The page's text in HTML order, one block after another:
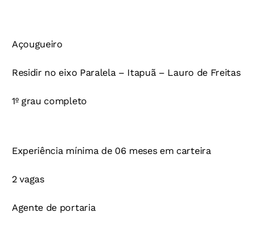
Açougueiro
Residir no eixo Paralela – Itapuã – Lauro de Freitas
1º grau completo
Experiência mínima de 06 meses em carteira
2 vagas
Agente de portaria